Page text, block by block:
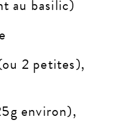
au basilic)
2 petites),
environ),